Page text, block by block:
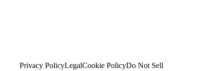
Privacy PolicyLegalCookie PolicyDo Not Sell